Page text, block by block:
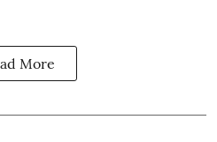
More